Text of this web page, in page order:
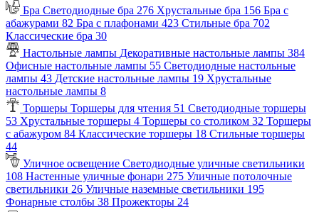
Бра Светодиодные бра 276 Хрустальные бра 156 Бра с
абажурами 82 Бра с плафонами 423 Стильные бра 702
Классические бра 30
Настольные лампы Декоративные настольные лампы 384
Офисные настольные лампы 55 Светодиодные настольные
лампы 43 Детские настольные лампы 19 Хрустальные
настольные лампы 8
Торшеры Торшеры для чтения 51 Светодиодные торшеры
53 Хрустальные торшеры 4 Торшеры со столиком 32 Торшеры
с абажуром 84 Классические торшеры 18 Стильные торшеры
44
Уличное освещение Светодиодные уличные светильники
108 Настенные уличные фонари 275 Уличные потолочные
светильники 26 Уличные наземные светильники 195
Фонарные столбы 38 Прожекторы 24